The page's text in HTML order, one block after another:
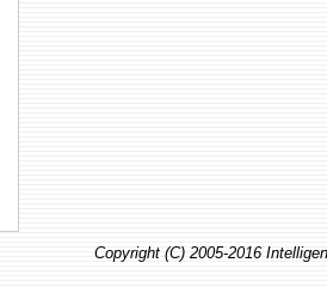
Copyright (C) 2005-2016